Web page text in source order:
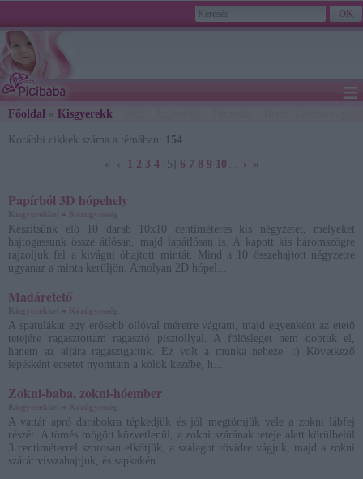
≡
Főoldal » Kisgyerekkel
Korábbi cikkek száma a témában: 154.
«
‹ 1 2 3 4 [5] 6 7 8 9 10 ... › »
Papírból 3D hópehely
»
Készítsünk elő 10 darab 10x10 centiméteres kis négyzetet, melyeket
hajtogassunk össze átlósan, majd lapátlósan is. A kapott kis háromszögre
rajzoljuk fel a kivágni óhajtott mintát. Mind a 10 összehajtott négyzetre
ugyanaz a minta kerüljön. Amolyan 2D hópel...
Madáretető
»
A spatulákat egy erősebb ollóval méretre vágtam, majd egyenként az etető
tetejére ragasztottam ragasztó pisztollyal. A fölösleget nem dobtuk el,
hanem az aljára ragasztgattuk. Ez volt a munka neheze. :) Következő
lépésként ecsetet nyomtam a kölök kezébe, h...
Zokni-baba, zokni-hóember
»
A vattát apró darabokra tépkedjük és jól megtömjük vele a zokni lábfej
részét. A tömés mögött közvetlenül, a zokni szárának teteje alatt körülbelül
3 centiméterrel szorosan elkötjük, a szalagot rövidre vágjuk, majd a zokni
szárát visszahajtjuk, és sapkakén...